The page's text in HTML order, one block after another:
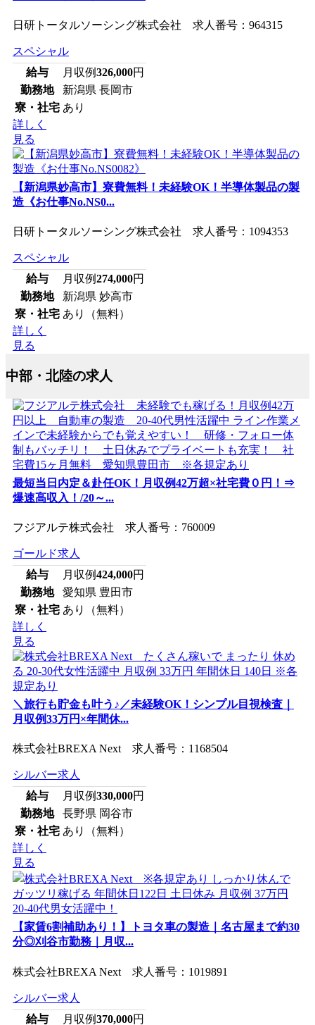
日研トータルソーシング株式会社 求人番号：964315
スペシャル
給与
月収例326,000円
勤務地
新潟県 長岡市
寮・社宅 あり
詳しく
見る
【新潟県妙高市】寮費無料！未経験OK！半導体製品の製
造《お仕事No.NS0...
日研トータルソーシング株式会社 求人番号：1094353
スペシャル
給与
月収例274,000円
勤務地
新潟県 妙高市
寮・社宅 あり（無料）
詳しく
見る
中部・北陸の求人
最短当日内定＆赴任OK！月収例42万超×社宅費０円！⇒
爆速高収入！/20～...
フジアルテ株式会社 求人番号：760009
ゴールド求人
給与
月収例424,000円
勤務地
愛知県 豊田市
寮・社宅 あり（無料）
詳しく
見る
＼旅行も貯金も叶う♪／未経験OK！シンプル目視検査｜
月収例33万円×年間休...
株式会社BREXA Next 求人番号：1168504
シルバー求人
給与
月収例330,000円
勤務地
長野県 岡谷市
寮・社宅 あり（無料）
詳しく
見る
【家賃6割補助あり！】トヨタ車の製造｜名古屋まで約30
分◎刈谷市勤務｜月収...
株式会社BREXA Next 求人番号：1019891
シルバー求人
給与
月収例370,000円